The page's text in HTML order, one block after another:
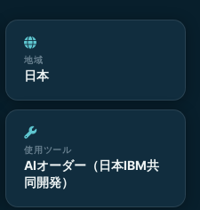
地域
日本
使用ツール
AIオーダー（日本IBM共
同開発）